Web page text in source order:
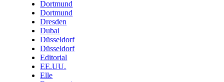
Dortmund
Dortmund
Dresden
Dubai
Düsseldorf
Düsseldorf
Editorial
EE.UU.
Elle